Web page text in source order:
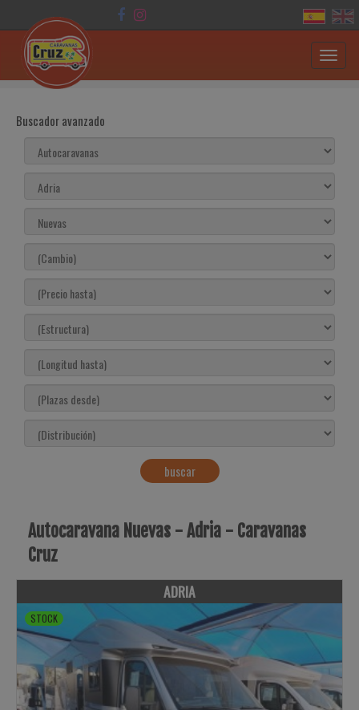
Buscador avanzado
buscar
Autocaravana Nuevas - Adria - Caravanas
Cruz
ADRIA
STOCK